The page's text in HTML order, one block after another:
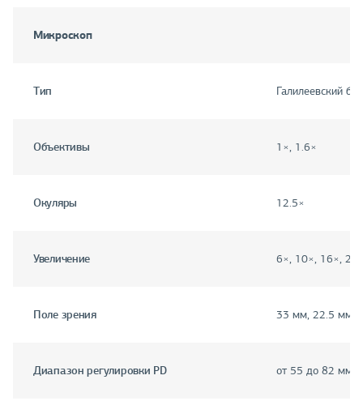
Микроскоп
Тип Галилеевский
Объективы 1×, 1.6×
Окуляры 12.5×
Увеличение 6×, 10×, 16×,
Поле зрения 33 мм, 22.5 мм,
Диапазон регулировки PD от 55 до 82 мм